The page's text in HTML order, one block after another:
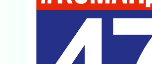
Ленобласть наводит порядок на
Комфортное лето: в Ленобласти
ожидается теплая и сухая погода
30 июля 2026